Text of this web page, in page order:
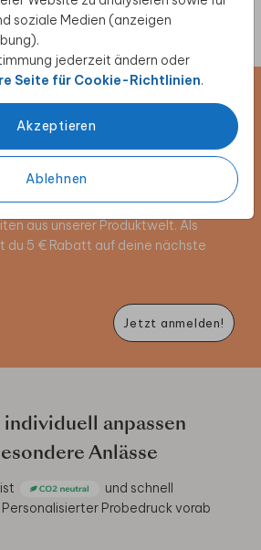
soziale Medien (anzeigen
jederzeit ändern oder
Seite für Cookie-Richtlinien.
Akzeptieren
Ablehnen
und 5 €
Newsletter an und entdecke
kreative Inspirationen und
aus unserer Produktwelt. Als
du 5 € Rabatt auf deine nächste
Jetzt anmelden!
individuell anpassen
Anlässe
und schnell
Personalisierter Probedruck vorab